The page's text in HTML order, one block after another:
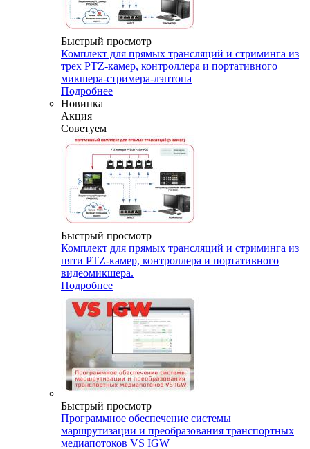
Быстрый просмотр
Комплект для прямых трансляций и стриминга из
трех PTZ-камер, контроллера и портативного
микшера-стримера-лэптопа
Подробнее
Новинка
Акция
Советуем
Быстрый просмотр
Комплект для прямых трансляций и стриминга из
пяти PTZ-камер, контроллера и портативного
видеомикшера.
Подробнее
Быстрый просмотр
Программное обеспечение системы
маршрутизации и преобразования транспортных
медиапотоков VS IGW